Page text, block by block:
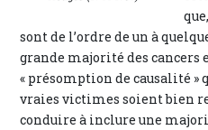
sont de l’ordre de un à
grande majorité des cancers
« présomption de causalité »
vraies victimes soient bien
conduire à inclure une